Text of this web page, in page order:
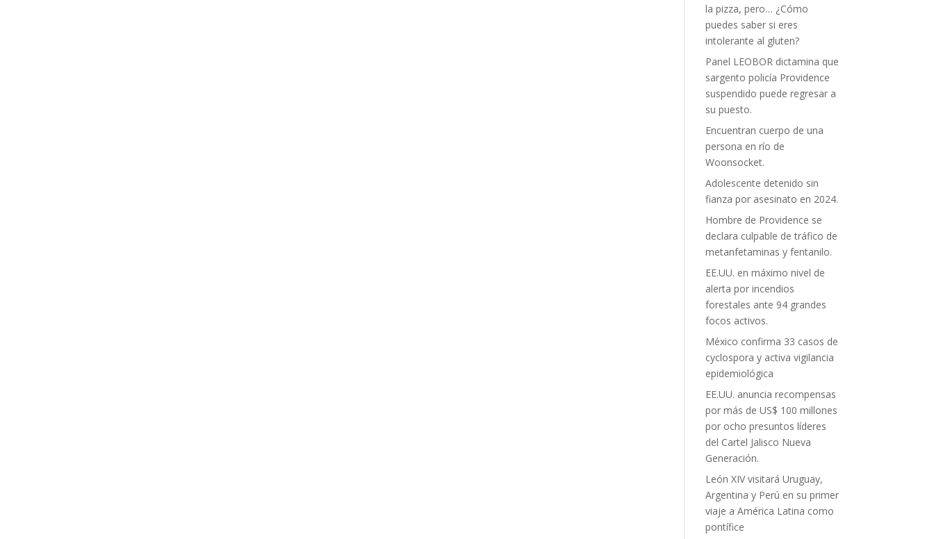
la pizza, pero… ¿Cómo
puedes saber si eres
intolerante al gluten?
Panel LEOBOR dictamina que
sargento policía Providence
suspendido puede regresar a
su puesto.
Encuentran cuerpo de una
persona en río de
Woonsocket.
Adolescente detenido sin
fianza por asesinato en 2024.
Hombre de Providence se
declara culpable de tráfico de
metanfetaminas y fentanilo.
EE.UU. en máximo nivel de
alerta por incendios
forestales ante 94 grandes
focos activos.
México confirma 33 casos de
cyclospora y activa vigilancia
epidemiológica
EE.UU. anuncia recompensas
por más de US$ 100 millones
por ocho presuntos líderes
del Cartel Jalisco Nueva
Generación.
León XIV visitará Uruguay,
Argentina y Perú en su primer
viaje a América Latina como
pontífice